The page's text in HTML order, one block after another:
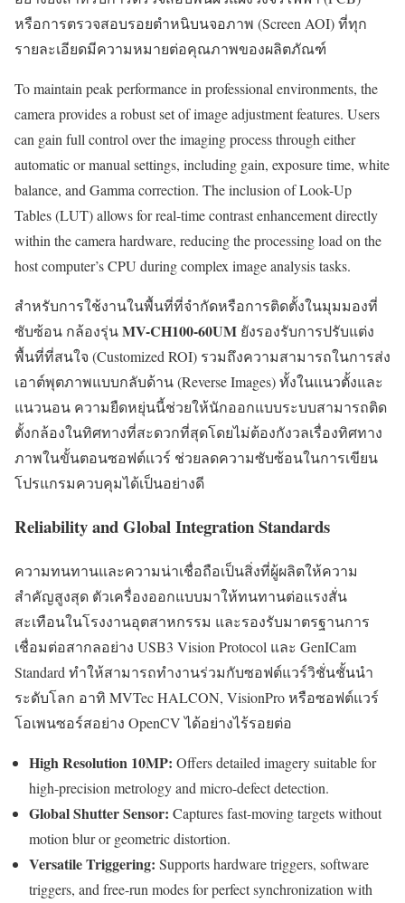
หรือการตรวจสอบรอยตำหนิบนจอภาพ (Screen AOI) ที่ทุก
รายละเอียดมีความหมายต่อคุณภาพของผลิตภัณฑ์
To maintain peak performance in professional environments, the
camera provides a robust set of image adjustment features. Users
can gain full control over the imaging process through either
automatic or manual settings, including gain, exposure time, white
balance, and Gamma correction. The inclusion of Look-Up
Tables (LUT) allows for real-time contrast enhancement directly
within the camera hardware, reducing the processing load on the
host computer’s CPU during complex image analysis tasks.
สำหรับการใช้งานในพื้นที่ที่จำกัดหรือการติดตั้งในมุมมองที่
ซับซ้อน กล้องรุ่นMV-CH100-60UM ยังรองรับการปรับแต่ง
พื้นที่ที่สนใจ (Customized ROI) รวมถึงความสามารถในการส่ง
เอาต์พุตภาพแบบกลับด้าน (Reverse Images) ทั้งในแนวตั้งและ
แนวนอน ความยืดหยุ่นนี้ช่วยให้นักออกแบบระบบสามารถติด
ตั้งกล้องในทิศทางที่สะดวกที่สุดโดยไม่ต้องกังวลเรื่องทิศทาง
ภาพในขั้นตอนซอฟต์แวร์ ช่วยลดความซับซ้อนในการเขียน
โปรแกรมควบคุมได้เป็นอย่างดี
Reliability and Global Integration Standards
ความทนทานและความน่าเชื่อถือเป็นสิ่งที่ผู้ผลิตให้ความ
สำคัญสูงสุด ตัวเครื่องออกแบบมาให้ทนทานต่อแรงสั่น
สะเทือนในโรงงานอุตสาหกรรม และรองรับมาตรฐานการ
เชื่อมต่อสากลอย่าง USB3 Vision Protocol และ GenICam
Standard ทำให้สามารถทำงานร่วมกับซอฟต์แวร์วิชั่นชั้นนำ
ระดับโลก อาทิ MVTec HALCON, VisionPro หรือซอฟต์แวร์
โอเพนซอร์สอย่าง OpenCV ได้อย่างไร้รอยต่อ
High Resolution 10MP: Offers detailed imagery suitable for
high-precision metrology and micro-defect detection.
Global Shutter Sensor: Captures fast-moving targets without
motion blur or geometric distortion.
Versatile Triggering: Supports hardware triggers, software
triggers, and free-run modes for perfect synchronization with